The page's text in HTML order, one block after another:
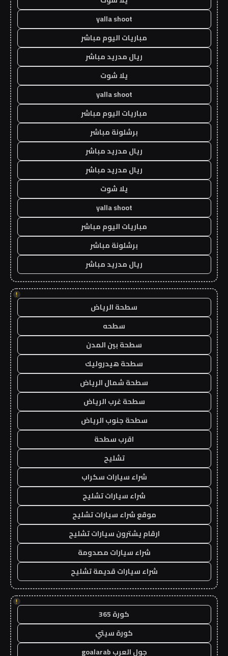
yalla shoot
مباريات اليوم مباشر
ريال مدريد مباشر
يلا شوت
yalla shoot
مباريات اليوم مباشر
برشلونة مباشر
ريال مدريد مباشر
ريال مدريد مباشر
يلا شوت
yalla shoot
مباريات اليوم مباشر
برشلونة مباشر
ريال مدريد مباشر
!
سطحة الرياض
سطحه
سطحة بين المدن
سطحة هيدروليك
سطحة شمال الرياض
سطحة غرب الرياض
سطحة جنوب الرياض
اقرب سطحة
تشليح
شراء سيارات سكراب
شراء سيارات تشليح
موقع شراء سيارات تشليح
ارقام يشترون سيارات تشليح
شراء سيارات مصدومة
شراء سيارات قديمة تشليح
!
كورة 365
كورة سيتي
جول العرب goalarab